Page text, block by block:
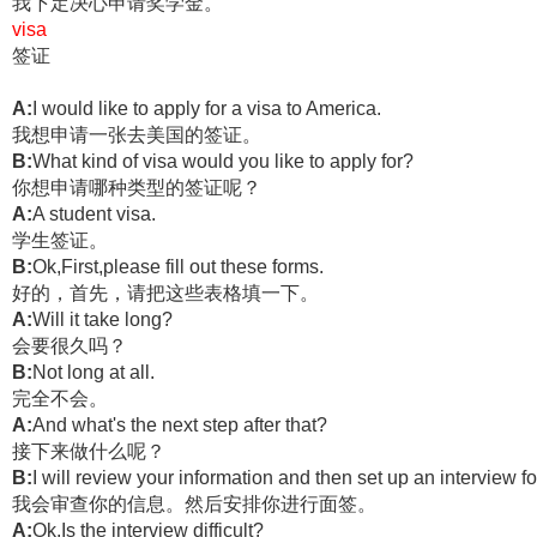
visa
签证
A: I would like to apply for a visa to America.
我想申请一张去美国的签证。
B:What kind of visa would you like to apply for?
你想申请哪种类型的签证呢？
A:A student visa.
学生签证。
B:Ok,First,please fill out these forms.
好的，首先，请把这些表格填一下。
A:Will it take long?
会要很久吗？
B:Not long at all.
完全不会。
A:And what's the next step after that?
接下来做什么呢？
B: I will review your information and then set up an interview
我会审查你的信息。然后安排你进行面签。
A:Ok.Is the interview difficult?